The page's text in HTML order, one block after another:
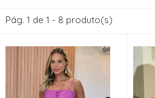
Pág. 1 de 1 - 8 produto(s)